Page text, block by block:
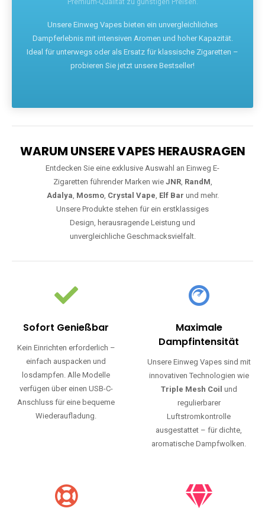
Premium-Qualität zu günstigen Preisen.
Unsere Einweg Vapes bieten ein unvergleichliches
Dampferlebnis mit intensiven Aromen und hoher Kapazität.
Ideal für unterwegs oder als Ersatz für klassische Zigaretten –
probieren Sie jetzt unsere Bestseller!
WARUM UNSERE VAPES HERAUSRAGEN
Entdecken Sie eine exklusive Auswahl an Einweg E-
Zigaretten führender Marken wie JNR, RandM,
Adalya, Mosmo, Crystal Vape, Elf Bar und mehr.
Unsere Produkte stehen für ein erstklassiges
Design, herausragende Leistung und
unvergleichliche Geschmacksvielfalt.
Sofort Genießbar
Kein Einrichten erforderlich –
einfach auspacken und
losdampfen. Alle Modelle
verfügen über einen USB-C-
Anschluss für eine bequeme
Wiederaufladung.
Maximale
Dampfintensität
Unsere Einweg Vapes sind mit
innovativen Technologien wie
Triple Mesh Coil und
regulierbarer
Luftstromkontrolle
ausgestattet – für dichte,
aromatische Dampfwolken.